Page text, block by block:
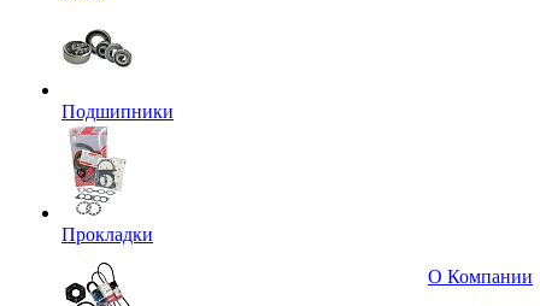
Подшипники
Прокладки
О Компании